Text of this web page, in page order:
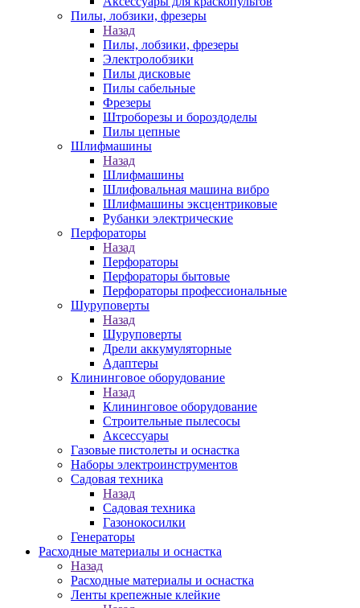
Пилы, лобзики, фрезеры
Назад
Пилы, лобзики, фрезеры
Электролобзики
Пилы дисковые
Пилы сабельные
Фрезеры
Штроборезы и бороздоделы
Пилы цепные
Шлифмашины
Назад
Шлифмашины
Шлифовальная машина вибро
Шлифмашины эксцентриковые
Рубанки электрические
Перфораторы
Назад
Перфораторы
Перфораторы бытовые
Перфораторы профессиональные
Шуруповерты
Назад
Шуруповерты
Дрели аккумуляторные
Адаптеры
Клининговое оборудование
Назад
Клининговое оборудование
Строительные пылесосы
Аксессуары
Газовые пистолеты и оснастка
Наборы электроинструментов
Садовая техника
Назад
Садовая техника
Газонокосилки
Генераторы
Расходные материалы и оснастка
Назад
Расходные материалы и оснастка
Ленты крепежные клейкие